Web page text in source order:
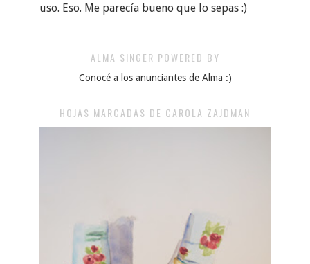
uso. Eso. Me parecía bueno que lo sepas :)
ALMA SINGER POWERED BY
Conocé a los anunciantes de Alma :)
HOJAS MARCADAS DE CAROLA ZAJDMAN